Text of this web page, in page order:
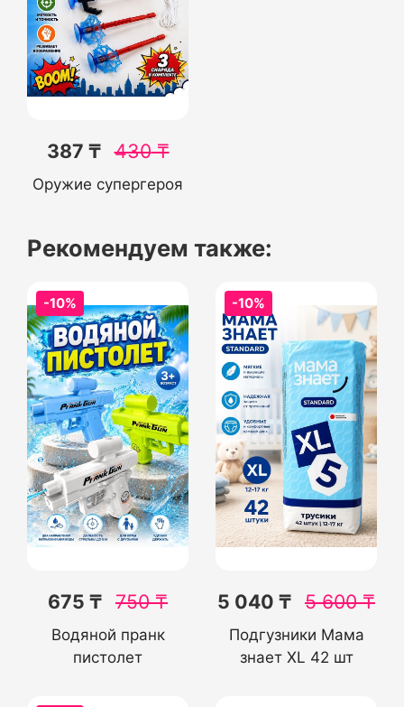
387 ₸ 430₸
Оружие супергероя
Рекомендуем также:
-10%
675 ₸ 750₸
Водяной пранк
пистолет
-10%
5 040 ₸ 5 600₸
Подгузники Мама
знает XL 42 шт